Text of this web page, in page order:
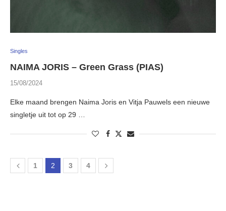
Singles
NAIMA JORIS – Green Grass (PIAS)
15/08/2024
Elke maand brengen Naima Joris en Vitja Pauwels een nieuwe
singletje uit tot op 29 …
1 2 3 4